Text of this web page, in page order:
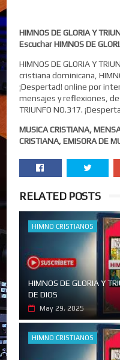
HIMNOS DE GLORIA Y
Escuchar HIMNOS DE
HIMNOS DE GLORIA Y
cristiana dominicana,
¡Despertad! online por
mensajes y reflexiones,
TRIUNFO NO.317.
MUSICA CRISTIANA,
CRISTIANA, EMISORA DE
RELATED POSTS
HIMNO CRISTIANOS
HIMNOS DE GLORIA Y
DE DIOS
May 29, 2025
HIMNO CRISTIANOS